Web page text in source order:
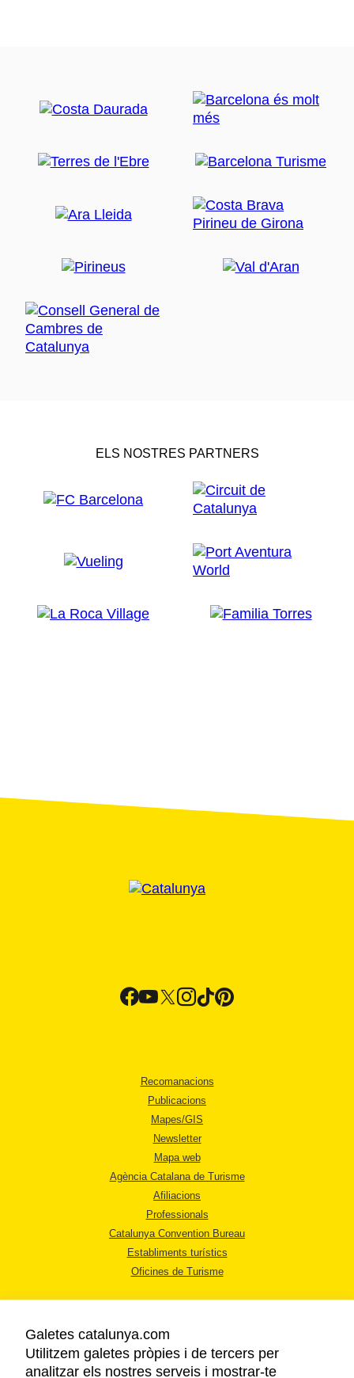
ELS NOSTRES PARTNERS
Recomanacions
Publicacions
Mapes/GIS
Newsletter
Mapa web
Agència Catalana de Turisme
Afiliacions
Professionals
Catalunya Convention Bureau
Establiments turístics
Oficines de Turisme
Galetes catalunya.com
Utilitzem galetes pròpies i de tercers per
analitzar els nostres serveis i mostrar-te